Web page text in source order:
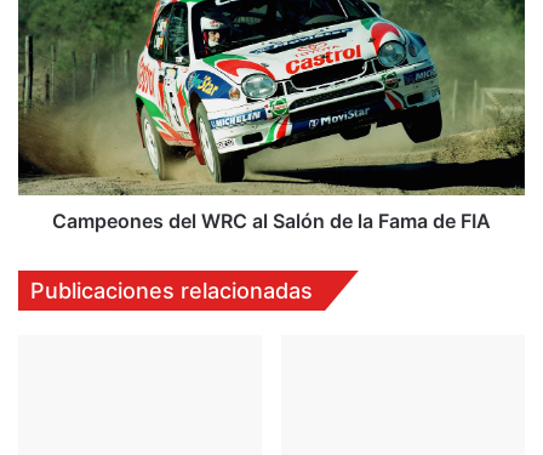
m
p
l
e
t
o
a
e
a
m
p
e
o
n
e
s
l
W
Campeones del WRC al Salón de la Fama de FIA
Publicaciones relacionadas